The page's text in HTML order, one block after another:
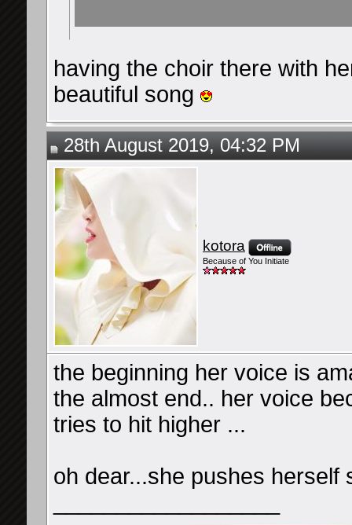
having the choir there with
beautiful song
28th August 2019, 04:32 PM
kotora
Because of You Initiate
the beginning her voice is
the almost end.. her voice
tries to hit higher ...
oh dear...she pushes herself